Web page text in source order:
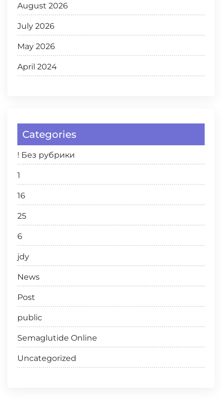
August 2026
July 2026
May 2026
April 2024
Categories
! Без рубрики
1
16
25
6
jdy
News
Post
public
Semaglutide Online
Uncategorized